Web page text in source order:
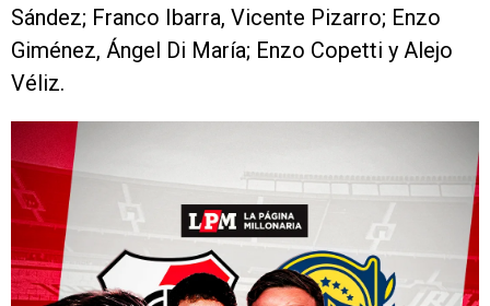
Sández; Franco Ibarra, Vicente Pizarro; Enzo
Giménez, Ángel Di María; Enzo Copetti y Alejo
Véliz.